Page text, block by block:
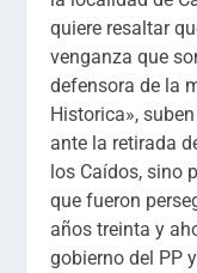
quiere resaltar
venganza que
defensora de la
Historica»,
ante la retirada
los Caídos, sino
que fueron
años treinta y
gobierno del PP